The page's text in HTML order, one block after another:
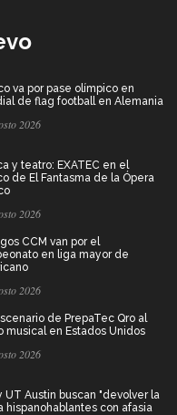
va por pase olímpico en
de flag football en Alemania
2026
y teatro: EXATEC en el
de El Fantasma de la Ópera
2026
CCM van por el
en liga mayor de
2026
de PrepaTec Qro al
musical en Estados Unidos
2026
UT Austin buscan "devolver la
hispanohablantes con afasia